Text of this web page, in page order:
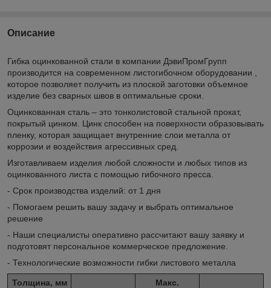
Описание
Гибка оцинкованной стали в компании ДэвиПромГрупп
производится на современном листогибочном оборудовании ,
которое позволяет получить из плоской заготовки объемное
изделие без сварных швов в оптимальные сроки.
Оцинкованная сталь – это тонколистовой стальной прокат,
покрытый цинком. Цинк способен на поверхности образовывать
пленку, которая защищает внутренние слои металла от
коррозии и воздействия агрессивных сред.
Изготавливаем изделия любой сложности и любых типов из
оцинкованного листа с помощью гибочного пресса.
- Срок производства изделий: от 1 дня
- Помогаем решить вашу задачу и выбрать оптимальное
решение
- Наши специалисты оперативно рассчитают вашу заявку и
подготовят персональное коммерческое предложение.
- Технологические возможности гибки листового металла
Толщина, мм
Макс.